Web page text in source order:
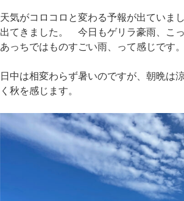
天気がコロコロと変わる予報が出ていま
出てきました。 今日もゲリラ豪雨、こ
あっちではものすごい雨、って感じです。
日中は相変わらず暑いのですが、朝晩は
く秋を感じます。